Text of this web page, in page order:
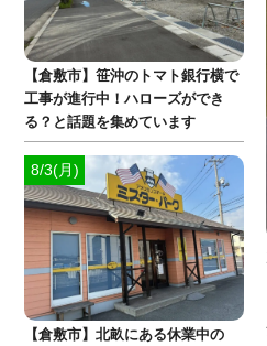
【倉敷市】笹沖のトマト銀行横で
工事が進行中！ハローズができ
る？と話題を集めています
8/3(月)
【倉敷市】北畝にある休業中の